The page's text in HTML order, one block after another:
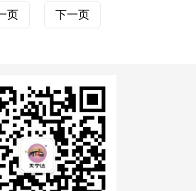
页 下一页